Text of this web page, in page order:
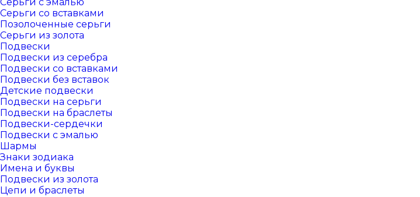
Серьги со вставками
Позолоченные серьги
Серьги из золота
Подвески
Подвески из серебра
Подвески со вставками
Подвески без вставок
Детские подвески
Подвески на серьги
Подвески на браслеты
Подвески-сердечки
Подвески с эмалью
Шармы
Знаки зодиака
Имена и буквы
Подвески из золота
Цепи и браслеты